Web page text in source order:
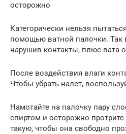
осторожно
Категорически нельзя
помощью ватной палочки. Так
нарушив контакты, плюс вата
После воздействия влаги
Чтобы убрать налет,
Намотайте на палочку пару
спиртом и осторожно
такую, чтобы она свободно